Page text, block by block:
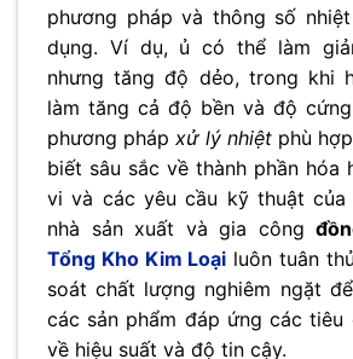
phương pháp và thông số
dụng. Ví dụ, ủ có thể làm
nhưng tăng độ dẻo, trong khi
làm tăng cả độ bền và độ
phương pháp xử lý nhiệtphù
biết sâu sắc về thành phần hóa
vi và các yêu cầu kỹ thuật của
nhà sản xuất và gia công
Tổng Kho Kim Loại luôn tuân
soát chất lượng nghiêm ngặt
các sản phẩm đáp ứng các tiêu
về hiệu suất và độ tin cậy.